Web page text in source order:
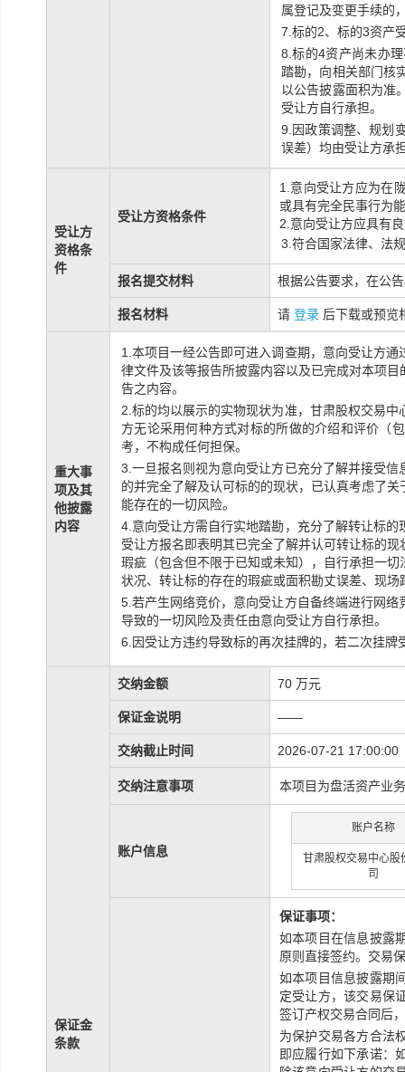
属登记及变更手续的
7.标的2、标的3资产
8.标的4资产尚未办
踏勘，向相关部门核
以公告披露面积为准
受让方自行承担。
9.因政策调整、规划
误差）均由受让方承
受让方
资格条
件
受让方资格条件
1.意向受让方应为在
或具有完全民事行为
2.意向受让方应具有
3.符合国家法律、法
报名提交材料 根据公告要求，在公
报名材料 请 登录 后下载或预览
重大事
项及其
他披露
内容
1.本项目一经公告即可进入调查期，意向受让方
律文件及该等报告所披露内容以及已完成对本项
告之内容。
2.标的均以展示的实物现状为准，甘肃股权交易
方无论采用何种方式对标的所做的介绍和评价（
考，不构成任何担保。
3.一旦报名则视为意向受让方已充分了解并接受
的并完全了解及认可标的的现状，已认真考虑了
能存在的一切风险。
4.意向受让方需自行实地踏勘，充分了解转让标
受让方报名即表明其已完全了解并认可转让标的
瑕疵（包含但不限于已知或未知），自行承担一
状况、转让标的存在的瑕疵或面积勘丈误差、现
5.若产生网络竞价，意向受让方自备终端进行网
导致的一切风险及责任由意向受让方自行承担。
6.因受让方违约导致标的再次挂牌的，若二次挂
保证金
条款
交纳金额 70 万元
保证金说明 ——
交纳截止时间 2026-07-21 17:00:00
交纳注意事项 本项目为盘活资产业
账户信息
账户名称
甘肃股权交易中心股
司
保证事项：
如本项目在信息披露
原则直接签约。交易
如本项目信息披露期
定受让方，该交易保
签订产权交易合同后
为保护交易各方合法
即应履行如下承诺：